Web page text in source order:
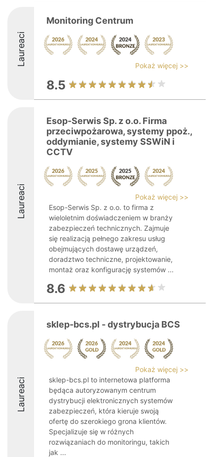
Laureaci
Monitoring Centrum
Pokaż więcej >>
8.5
Laureaci
Esop-Serwis Sp. z o.o. Firma
przeciwpożarowa, systemy ppoż.,
oddymianie, systemy SSWiN i
CCTV
Pokaż więcej >>
Esop-Serwis Sp. z o.o. to firma z
wieloletnim doświadczeniem w branży
zabezpieczeń technicznych. Zajmuje
się realizacją pełnego zakresu usług
obejmujących dostawę urządzeń,
doradztwo techniczne, projektowanie,
montaż oraz konfigurację systemów ...
8.6
Laureaci
sklep-bcs.pl - dystrybucja BCS
Pokaż więcej >>
sklep-bcs.pl to internetowa platforma
będąca autoryzowanym centrum
dystrybucji elektronicznych systemów
zabezpieczeń, która kieruje swoją
ofertę do szerokiego grona klientów.
Specjalizuje się w różnych
rozwiązaniach do monitoringu, takich
jak ...